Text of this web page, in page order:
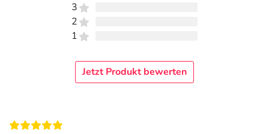
3
2
1
Jetzt Produkt bewerten